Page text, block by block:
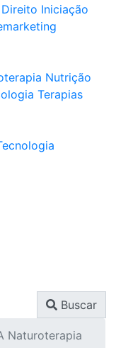
Direito Iniciação
Nutrição
Terapias
Buscar
Naturoterapia